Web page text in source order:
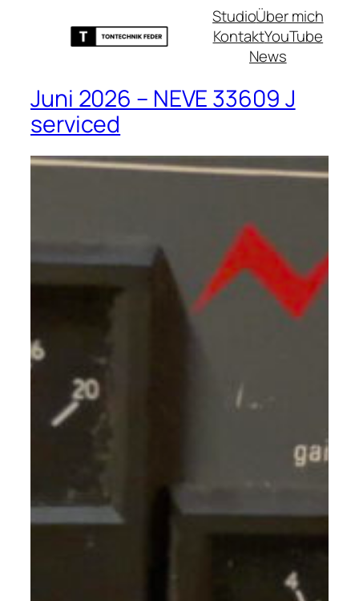
StudioÜber mich
KontaktYouTube
News
Juni 2026 – NEVE 33609 J
serviced